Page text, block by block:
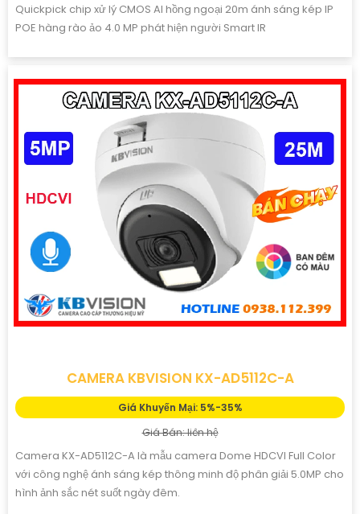
Quickpick chip xử lý CMOS AI hồng ngoại 20m ánh sáng kép IP
POE hàng rào ảo 4.0 MP phát hiện người Smart IR
CAMERA KBVISION KX-AD5112C-A
Giá Khuyến Mại: 5%-35%
Giá Bán: liên hệ
Camera KX-AD5112C-A là mẫu camera Dome HDCVI Full Color
với công nghệ ánh sáng kép thông minh độ phân giải 5.0MP cho
hình ảnh sắc nét suốt ngày đêm.